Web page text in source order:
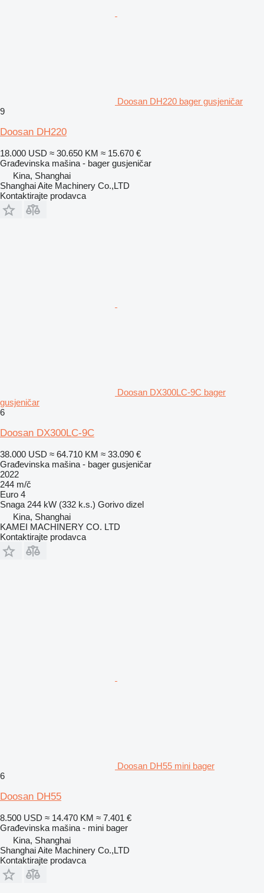
Doosan DH220 bager gusjeničar
9
Doosan DH220
18.000 USD ≈ 30.650 KM ≈ 15.670 €
Građevinska mašina - bager gusjeničar
Kina, Shanghai
Shanghai Aite Machinery Co.,LTD
Kontaktirajte prodavca
Doosan DX300LC-9C bager
gusjeničar
6
Doosan DX300LC-9C
38.000 USD ≈ 64.710 KM ≈ 33.090 €
Građevinska mašina - bager gusjeničar
2022
244 m/č
Euro 4
Snaga 244 kW (332 k.s.) Gorivo dizel
Kina, Shanghai
KAMEI MACHINERY CO. LTD
Kontaktirajte prodavca
Doosan DH55 mini bager
6
Doosan DH55
8.500 USD ≈ 14.470 KM ≈ 7.401 €
Građevinska mašina - mini bager
Kina, Shanghai
Shanghai Aite Machinery Co.,LTD
Kontaktirajte prodavca